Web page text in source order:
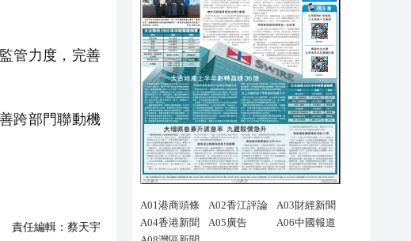
管力度，完善
跨部門聯動機
責任編輯： 蔡天宇